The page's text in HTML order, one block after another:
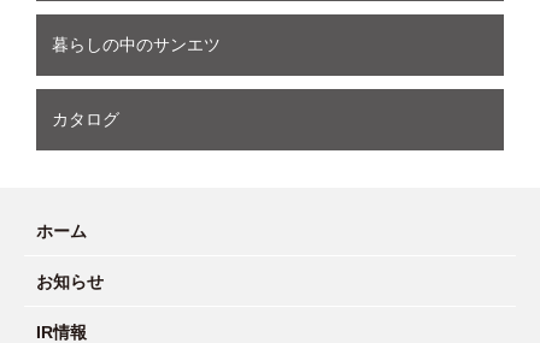
暮らしの中のサンエツ
カタログ
ホーム
お知らせ
IR情報